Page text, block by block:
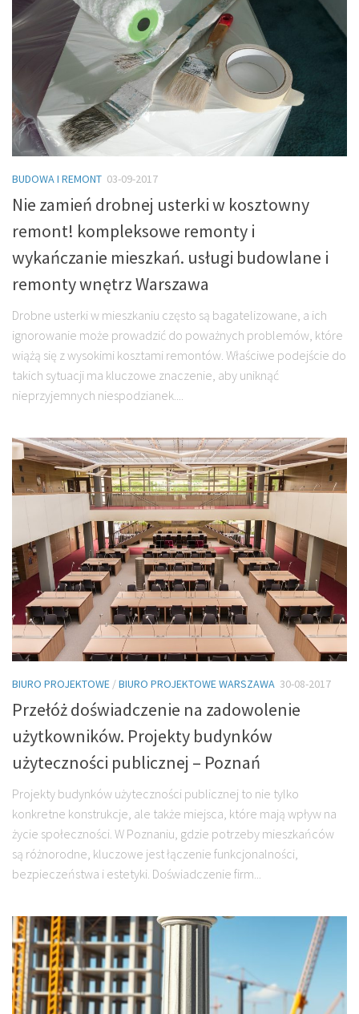
BUDOWA I REMONT 03-09-2017
Nie zamień drobnej usterki w kosztowny
remont! kompleksowe remonty i
wykańczanie mieszkań. usługi budowlane i
remonty wnętrz Warszawa
Drobne usterki w mieszkaniu często są bagatelizowane, a ich
ignorowanie może prowadzić do poważnych problemów, które
wiążą się z wysokimi kosztami remontów. Właściwe podejście do
takich sytuacji ma kluczowe znaczenie, aby uniknąć
nieprzyjemnych niespodzianek....
BIURO PROJEKTOWE /BIURO PROJEKTOWE WARSZAWA 30-08-2017
Przełóż doświadczenie na zadowolenie
użytkowników. Projekty budynków
użyteczności publicznej – Poznań
Projekty budynków użyteczności publicznej to nie tylko
konkretne konstrukcje, ale także miejsca, które mają wpływ na
życie społeczności. W Poznaniu, gdzie potrzeby mieszkańców
są różnorodne, kluczowe jest łączenie funkcjonalności,
bezpieczeństwa i estetyki. Doświadczenie firm...